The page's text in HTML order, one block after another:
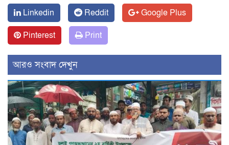
Linkedin
Reddit
Google Plus
Pinterest
Print
আরও সংবাদ দেখুন